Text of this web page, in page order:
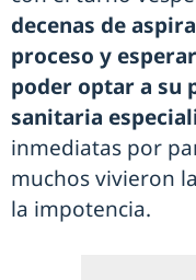
decenas de
proceso y
poder optar a su
sanitaria
inmediatas por
muchos vivieron
la impotencia.